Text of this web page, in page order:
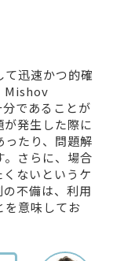
迅速かつ的確
Mishov
であることが
発生した際に
ったり、問題解
さらに、場合
ないというケ
不備は、利用
を意味してお